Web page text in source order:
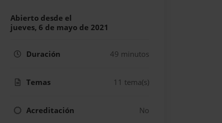
Abierto desde el
jueves, 6 de mayo de 2021
Duración 49 minutos
Temas 11 tema(s)
Acreditación No